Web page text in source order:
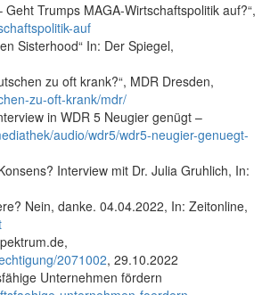
Trumps MAGA-Wirtschaftspolitik auf?“,
auf
Sisterhood“ In: Der Spiegel,
zu oft krank?“, MDR Dresden,
zu-oft-krank/mdr/
in WDR 5 Neugier genügt –
audio/wdr5/wdr5-neugier-genuegt-
Interview mit Dr. Julia Gruhlich, In:
Nein, danke. 04.04.2022, In: Zeitonline,
2071002, 29.10.2022
Unternehmen fördern